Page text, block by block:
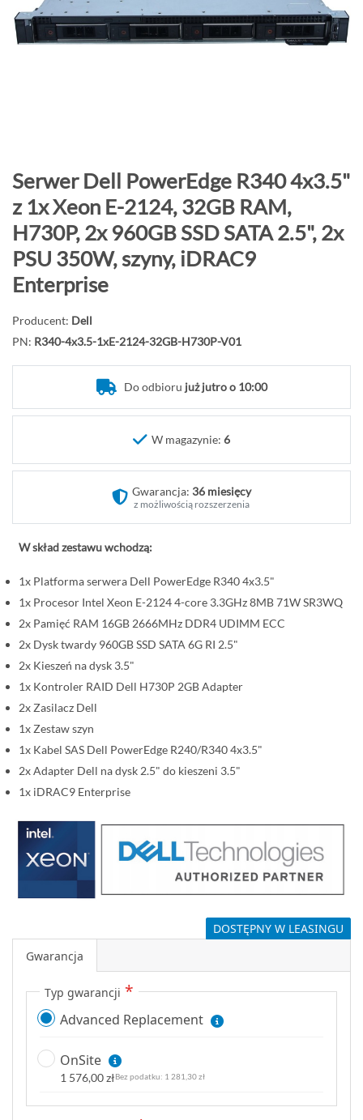
o
n
e
r
i
i
P
z
e
j
d
ź
n
p
o
z
e
a
Serwer Dell PowerEdge R340 4x3.5"
z 1x Xeon E-2124, 32GB RAM,
H730P, 2x 960GB SSD SATA 2.5", 2x
PSU 350W, szyny, iDRAC9
Enterprise
Producent: Dell
PN: R340-4x3.5-1xE-2124-32GB-H730P-V01
Do odbioru już jutro o 10:00
W magazynie: 6
Gwarancja: 36 miesięcy
z możliwością rozszerzenia
W skład zestawu wchodzą:
1x Platforma serwera Dell PowerEdge R340 4x3.5"
1x Procesor Intel Xeon E-2124 4-core 3.3GHz 8MB 71W SR3WQ
2x Pamięć RAM 16GB 2666MHz DDR4 UDIMM ECC
2x Dysk twardy 960GB SSD SATA 6G RI 2.5"
2x Kieszeń na dysk 3.5"
1x Kontroler RAID Dell H730P 2GB Adapter
2x Zasilacz Dell
1x Zestaw szyn
1x Kabel SAS Dell PowerEdge R240/R340 4x3.5"
2x Adapter Dell na dysk 2.5" do kieszeni 3.5"
1x iDRAC9 Enterprise
DOSTĘPNY W LEASINGU
Gwarancja
Typ gwarancji
Advanced Replacement
OnSite
1 576,00 zł 1 281,30 zł